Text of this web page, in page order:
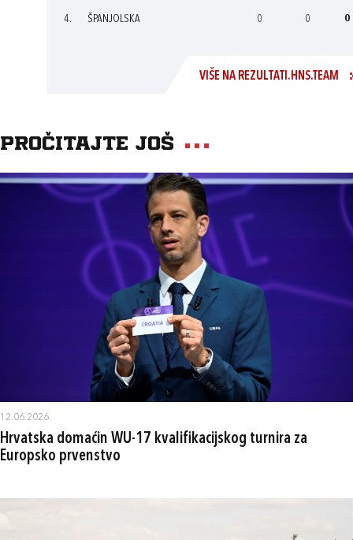
4. ŠPANJOLSKA 0 0 0
VIŠE NA REZULTATI.HNS.TEAM
Pročitajte još
12.06.2026.
Hrvatska domaćin WU-17 kvalifikacijskog turnira za
Europsko prvenstvo